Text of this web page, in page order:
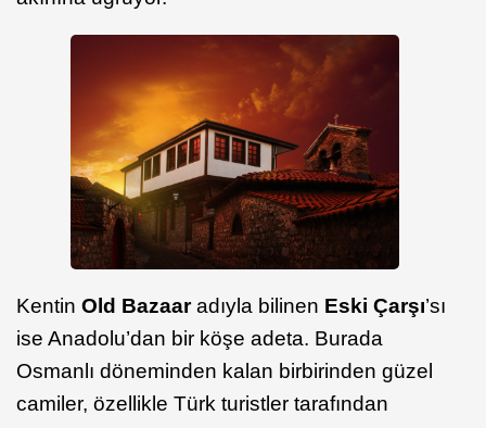
Kentin Old Bazaaradıyla bilinen Eski Çarşı’sı
ise Anadolu’dan bir köşe adeta. Burada
Osmanlı döneminden kalan birbirinden güzel
camiler, özellikle Türk turistler tarafından